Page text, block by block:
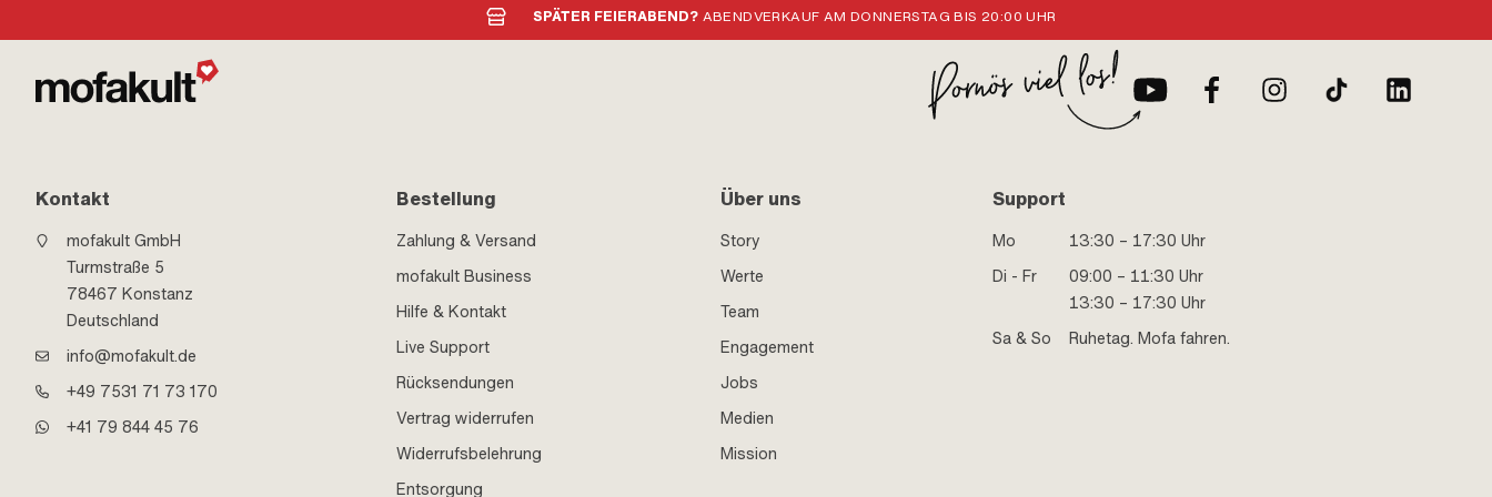
SPÄTER FEIERABEND? ABENDVERKAUF AM DONNERSTAG BIS 20:00 UHR
Kontakt
mofakult GmbH
Turmstraße 5
78467 Konstanz
Deutschland
info@mofakult.de
+49 7531 71 73 170
+41 79 844 45 76
Bestellung
Zahlung & Versand
mofakult Business
Hilfe & Kontakt
Live Support
Rücksendungen
Vertrag widerrufen
Widerrufsbelehrung
Entsorgung
Über uns
Story
Werte
Team
Engagement
Jobs
Medien
Mission
Support
Mo
13:30 – 17:30 Uhr
Di - Fr
09:00 – 11:30 Uhr
13:30 – 17:30 Uhr
Sa & So
Ruhetag. Mofa fahren.